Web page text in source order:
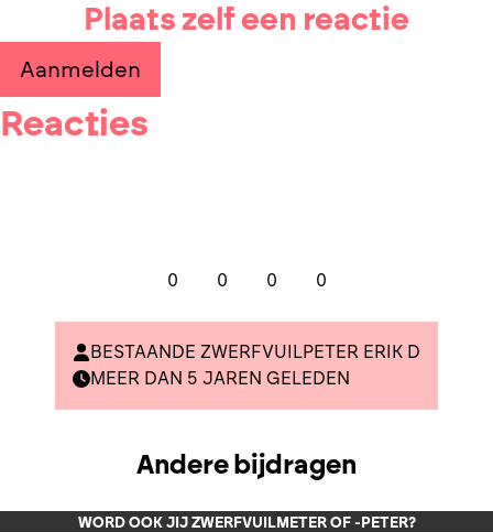
Plaats zelf een reactie
Aanmelden
Reacties
0 0 0 0
BESTAANDE ZWERFVUILPETER ERIK D
MEER DAN 5 JAREN GELEDEN
Andere bijdragen
WORD OOK JIJ ZWERFVUILMETER OF -PETER?